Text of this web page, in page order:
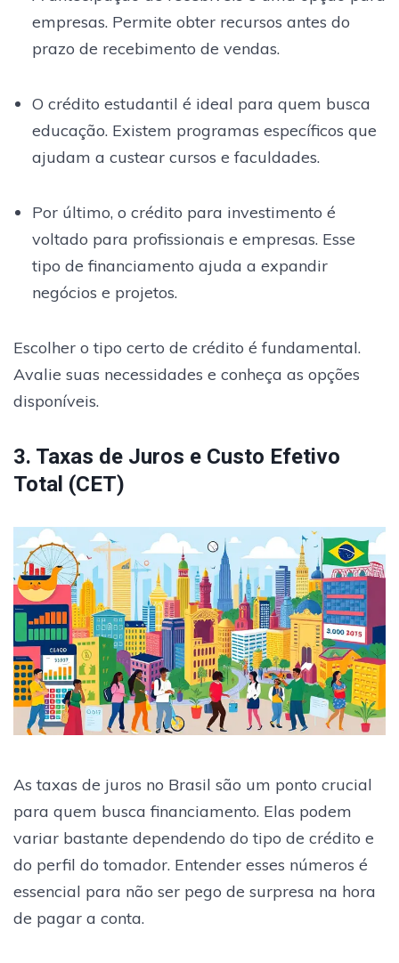
empresas. Permite obter recursos antes do
prazo de recebimento de vendas.
O crédito estudantil é ideal para quem busca
educação. Existem programas específicos que
ajudam a custear cursos e faculdades.
Por último, o crédito para investimento é
voltado para profissionais e empresas. Esse
tipo de financiamento ajuda a expandir
negócios e projetos.
Escolher o tipo certo de crédito é fundamental.
Avalie suas necessidades e conheça as opções
disponíveis.
3. Taxas de Juros e Custo Efetivo
Total (CET)
As taxas de juros no Brasil são um ponto crucial
para quem busca financiamento. Elas podem
variar bastante dependendo do tipo de crédito e
do perfil do tomador. Entender esses números é
essencial para não ser pego de surpresa na hora
de pagar a conta.